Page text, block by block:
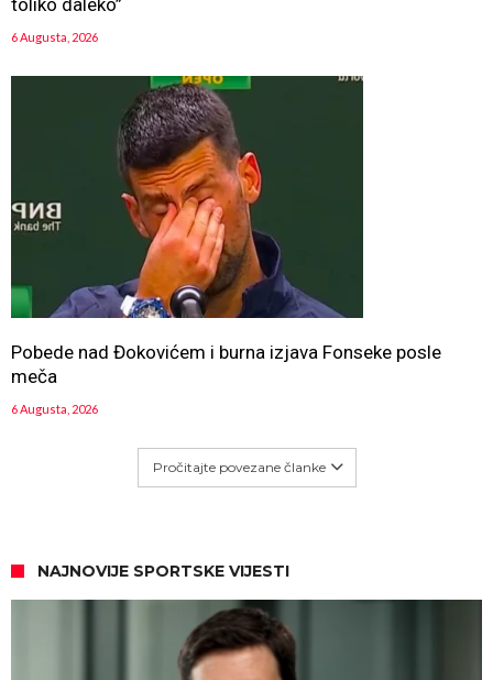
toliko daleko”
6 Augusta, 2026
Pobede nad Đokovićem i burna izjava Fonseke posle
meča
6 Augusta, 2026
Pročitajte povezane članke
NAJNOVIJE SPORTSKE VIJESTI